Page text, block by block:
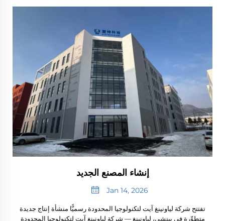
إنشاء المصنع الجديد
Jan 14, 2026
تفتتح شركة لياونينغ آيت لتكنولوجيا المحدودة رسميًّا منشأة إنتاج جديدة
متطوِّرة في بينشي، لياونينغ — شركة لياونينغ آيت لتكنولوجيا المحدودة